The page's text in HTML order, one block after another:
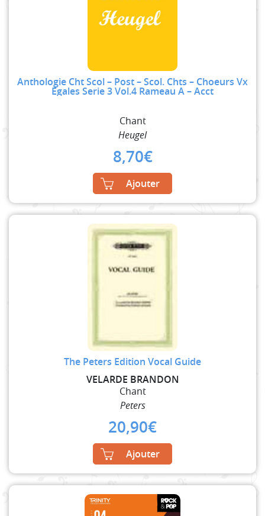
Anthologie Cht Scol – Post – Scol. Chts – Choeurs Vx
Egales Serie 3 Vol.4 Rameau A – Acct
Chant
Heugel
8,70€
Ajouter
The Peters Edition Vocal Guide
VELARDE BRANDON
Chant
Peters
20,90€
Ajouter